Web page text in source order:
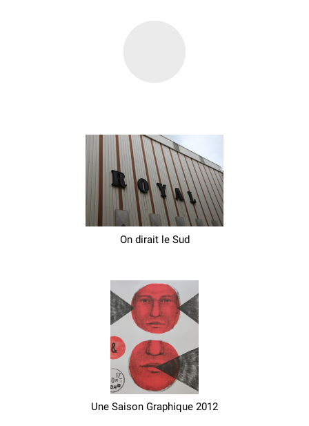
On dirait le Sud
Une Saison Graphique 2012